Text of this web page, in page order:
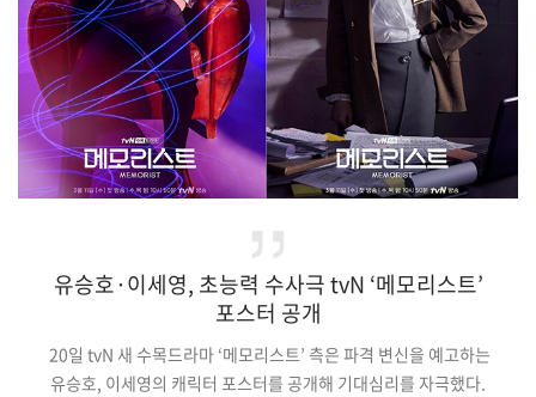
유승호·이세영, 초능력 수사극 tvN ‘메모리스트’
포스터 공개
20일 tvN 새 수목드라마 ‘메모리스트’ 측은 파격 변신을 예고하는
유승호, 이세영의 캐릭터 포스터를 공개해 기대심리를 자극했다.